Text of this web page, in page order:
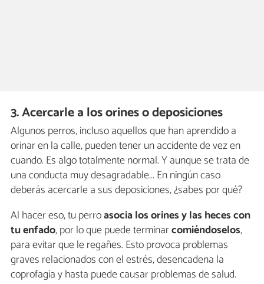
3. Acercarle a los orines o deposiciones
Algunos perros, incluso aquellos que han aprendido a
orinar en la calle, pueden tener un accidente de vez en
cuando. Es algo totalmente normal. Y aunque se trata de
una conducta muy desagradable... En ningún caso
deberás acercarle a sus deposiciones, ¿sabes por qué?
Al hacer eso, tu perroasocia los orines y las heces con
tu enfado, por lo que puede terminarcomiéndoselos,
para evitar que le regañes. Esto provoca problemas
graves relacionados con el estrés, desencadena la
coprofagia y hasta puede causar problemas de salud.